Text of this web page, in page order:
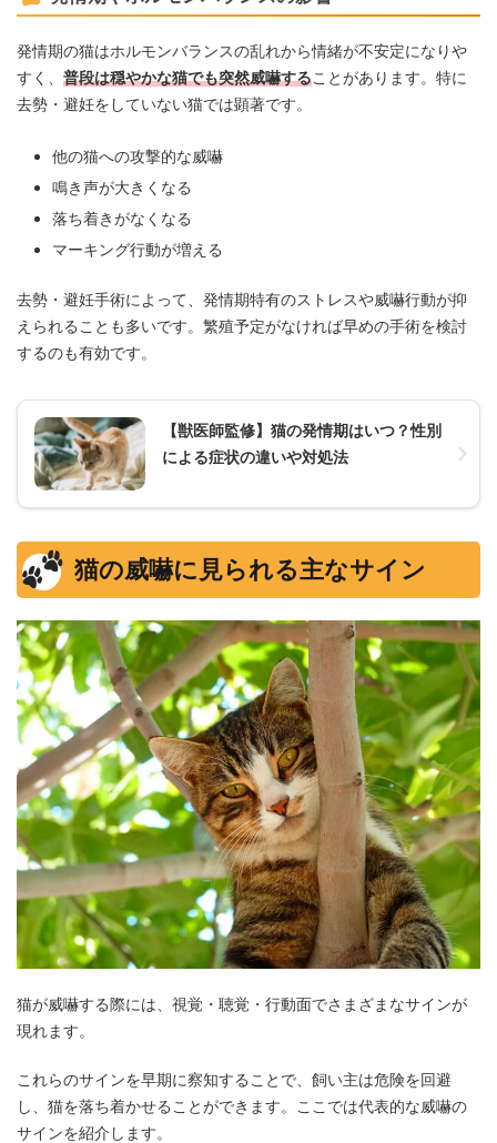
発情期の猫はホルモンバランスの乱れから情緒が不安定になりや
すく、 普段は穏やかな猫でも突然威嚇することがあります。特に
去勢・避妊をしていない猫では顕著です。
他の猫への攻撃的な威嚇
鳴き声が大きくなる
落ち着きがなくなる
マーキング行動が増える
去勢・避妊手術によって、発情期特有のストレスや威嚇行動が抑
えられることも多いです。繁殖予定がなければ早めの手術を検討
するのも有効です。
【獣医師監修】猫の発情期はいつ？性別
による症状の違いや対処法
猫の威嚇に見られる主なサイン
猫が威嚇する際には、視覚・聴覚・行動面でさまざまなサインが
現れます。
これらのサインを早期に察知することで、飼い主は危険を回避
し、猫を落ち着かせることができます。ここでは代表的な威嚇の
サインを紹介します。